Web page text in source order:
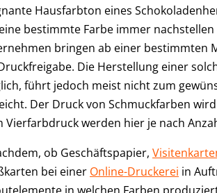
Hausfarbton eines
bestimmte Farbe immer
bringen ab einer bestimmten
Die Herstellung einer
führt jedoch meist nicht zum
Der Druck von Schmuckfarben
Vierfarbdruck werden hier je nach
ob Geschäftspapier,
bei einer Online-Druckerei in